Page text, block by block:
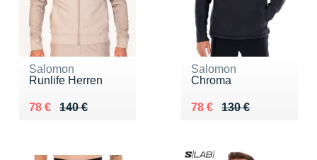
Salomon
Runlife Herren
140 €
Au lieu de 140 €
78 €
Vendu 78 €
Salomon
Chroma
130 €
Au lieu de 130 €
78 €
Vendu 78 €